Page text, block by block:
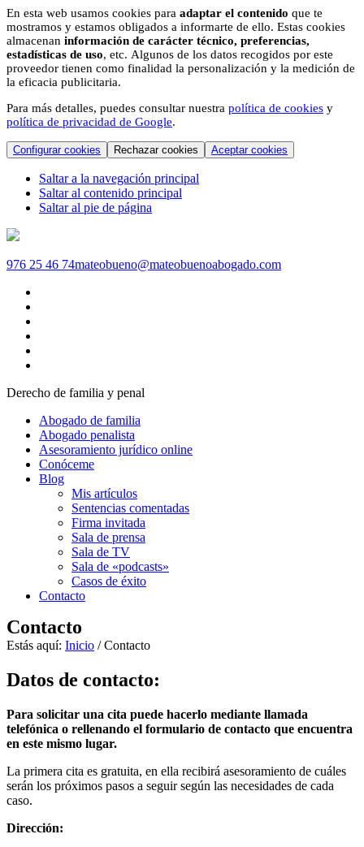
En esta web usamos cookies para adaptar el contenido que te
mostramos y estamos obligados a informarte de ello. Estas cookies
almacenan información de carácter técnico, preferencias,
estadísticas de uso, etc. Algunos de los datos recogidos por este
proveedor tienen como finalidad la personalización y la medición de
la eficacia publicitaria.
Para más detalles, puedes consultar nuestra política de cookies y
política de privacidad de Google.
Configurar cookies Rechazar cookies Aceptar cookies
Saltar a la navegación principal
Saltar al contenido principal
Saltar al pie de página
976 25 46 74mateobueno@mateobuenoabogado.com
Derecho de familia y penal
Abogado de familia
Abogado penalista
Asesoramiento jurídico online
Conóceme
Blog
Mis artículos
Sentencias comentadas
Firma invitada
Sala de prensa
Sala de TV
Sala de «podcasts»
Casos de éxito
Contacto
Contacto
Estás aquí: Inicio /Contacto
Datos de contacto:
Para solicitar una cita puede hacerlo mediante llamada
telefónica o rellenando el formulario de contacto que encuentra
en este mismo lugar.
La primera cita es gratuita, en ella recibirá asesoramiento de cuáles
serán los próximos pasos a seguir según las necesidades de cada
caso.
Dirección: